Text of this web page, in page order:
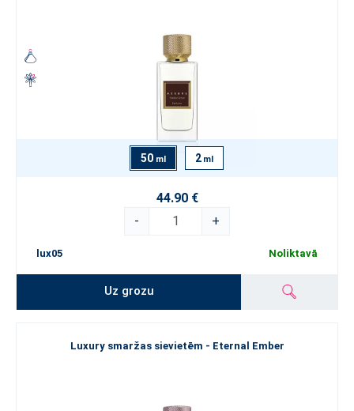
50 ml 2 ml
44.90 €
-
+
lux05 Noliktavā
Uz grozu
Luxury smaržas sievietēm - Eternal Ember